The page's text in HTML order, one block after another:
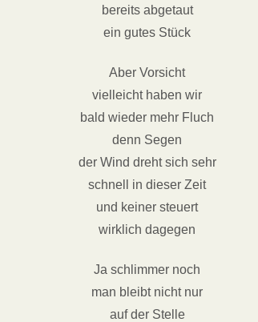
bereits abgetaut
ein gutes Stück
Aber Vorsicht
vielleicht haben wir
bald wieder mehr Fluch
denn Segen
der Wind dreht sich sehr
schnell in dieser Zeit
und keiner steuert
wirklich dagegen
Ja schlimmer noch
man bleibt nicht nur
auf der Stelle